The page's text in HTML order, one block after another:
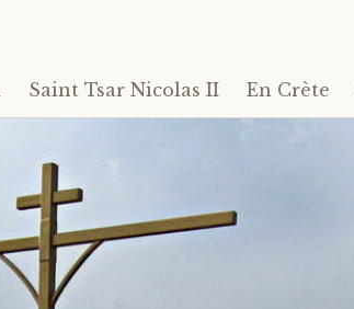
Saint Tsar Nicolas II En Crète